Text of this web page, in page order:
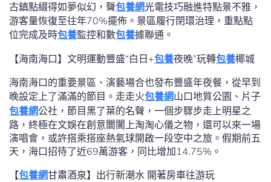
古鎮點綴得如夢似幻，聲包養網光電技巧融進特點景不雅，
游客量恢復至往年70%擺佈。景區履行閉環治理，重點點
位完成及時包養監控和數包養據聯通。
【海南海口】文明運動豐盛“白日+包養夜晚”玩轉包養椰城
海南海口的重要景區、演藝場合也發布豐盛年夜餐，從早到
晚設定上了滿滿的節目。走走火包養網山口地質公園、片子
包養網公社，節目黑了葉的名聲，一個步驟步走上明星之
路，終極在文娛在創意闤闠上淘淘心儀之物，還可以來一場
演唱會，或許搭乘搭座熱氣球開啟一段空中之旅。假期前五
天，海口招待了近69萬游客，同比增加14.75%。
【包養網甘肅酒泉】出行新潮水 開著房車往游玩